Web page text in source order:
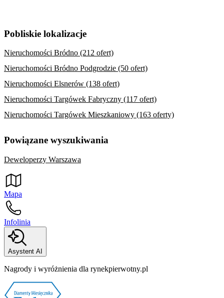
Pobliskie lokalizacje
Nieruchomości Bródno (212 ofert)
Nieruchomości Bródno Podgrodzie (50 ofert)
Nieruchomości Elsnerów (138 ofert)
Nieruchomości Targówek Fabryczny (117 ofert)
Nieruchomości Targówek Mieszkaniowy (163 oferty)
Powiązane wyszukiwania
Deweloperzy Warszawa
Mapa
Infolinia
Asystent AI
Nagrody i wyróżnienia dla rynekpierwotny.pl